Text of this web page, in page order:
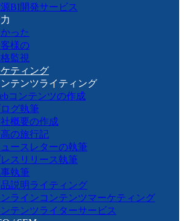
BI開発サービス
った
様の
監視
ティング
ンテンツライティング
コンテンツの作成
グ執筆
概要の作成
の旅行記
ースレターの執筆
スリリース執筆
執筆
説明ライティング
ラインコンテンツマーケティング
テンツライターサービス